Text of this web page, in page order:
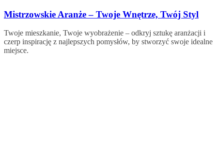
Skip
content
Mistrzowskie Aranże – Twoje Wnętrze, Twój Styl
Twoje mieszkanie, Twoje wyobrażenie – odkryj sztukę aranżacji i
czerp inspirację z najlepszych pomysłów, by stworzyć swoje idealne
miejsce.